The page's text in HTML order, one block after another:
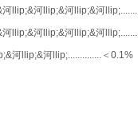
llip;&河llip;&河llip;&河
llip;&河llip;&河llip;&河
河llip;&河llip;.............. ＜ 0.1%